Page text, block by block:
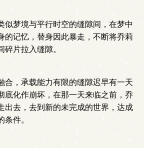
梦境与平行时空的缝隙间，在梦中
的记忆，替身因此暴走，不断将乔莉
片拉入缝隙。
，承载能力有限的缝隙迟早有一天
底化作崩坏，在那一天来临之前，乔
出去，去到新的未完成的世界，达成
条件。